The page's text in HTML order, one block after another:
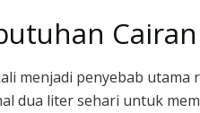
menjadi penyebab
dua liter sehari untuk